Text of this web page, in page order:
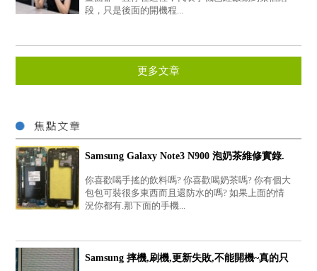
段，只是後面的開機程...
更多文章
Samsung Galaxy Note3 N900 泡奶茶維修實錄.
你喜歡喝手搖的飲料嗎? 你喜歡喝奶茶嗎? 你有個大
包包可裝很多東西而且還防水的嗎? 如果上面的情
況你都有.那下面的手機...
Samsung 摔機,刷機,更新失敗,不能開機~真的只